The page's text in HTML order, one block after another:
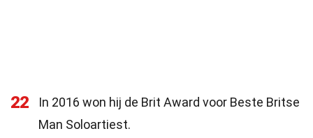
22
In 2016 won hij de Brit Award voor Beste Britse
Man Soloartiest.